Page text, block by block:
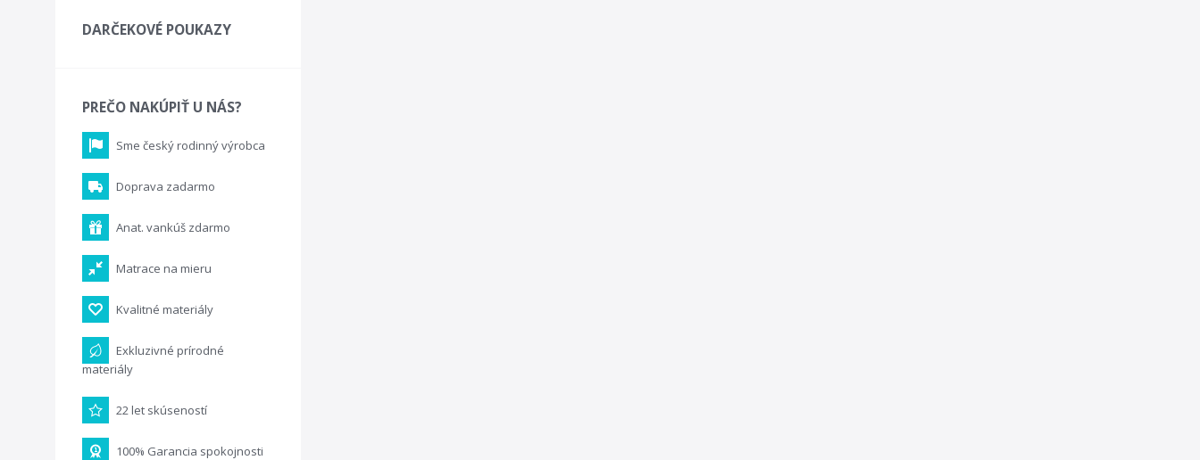
DARČEKOVÉ POUKAZY
PREČO NAKÚPIŤ U NÁS?
Sme český rodinný výrobca
Doprava zadarmo
Anat. vankúš zdarmo
Matrace na mieru
Kvalitné materiály
Exkluzivné prírodné
materiály
22 let skúseností
100% Garancia spokojnosti